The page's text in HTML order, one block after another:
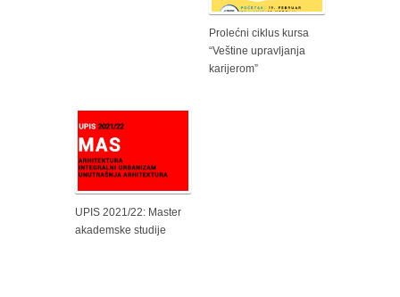
Prolećni ciklus kursa
“Veštine upravljanja
karijerom”
UPIS 2021/22: Master
akademske studije